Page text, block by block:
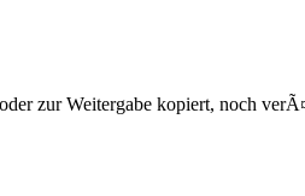
zur Weitergabe kopiert, noch